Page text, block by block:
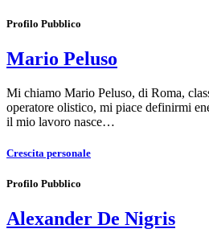
Profilo Pubblico
Mario Peluso
Mi chiamo Mario Peluso, di Roma,
operatore olistico, mi piace definirmi
il mio lavoro nasce…
Crescita personale
Profilo Pubblico
Alexander De Nigris